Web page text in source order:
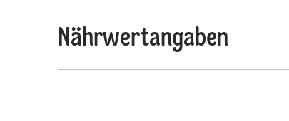
Nährwertangaben